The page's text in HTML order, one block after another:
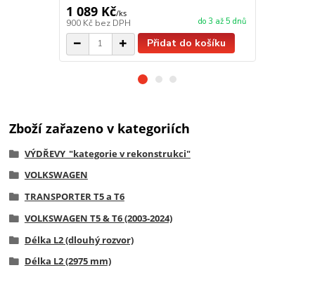
1 089 Kč/ks
900 Kč bez DPH do 3 až 5 dnů
Přidat do košíku
Zboží zařazeno v kategoriích
VÝDŘEVY_"kategorie v rekonstrukci"
VOLKSWAGEN
TRANSPORTER T5 a T6
VOLKSWAGEN T5 & T6 (2003-2024)
Délka L2 (dlouhý rozvor)
Délka L2 (2975 mm)